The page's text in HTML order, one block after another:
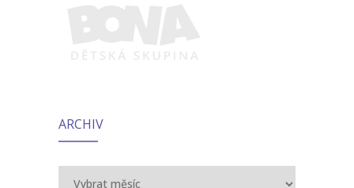
ARCHIV